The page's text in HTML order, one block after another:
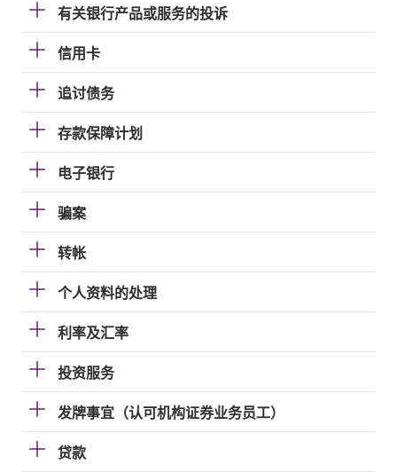
有关银行产品或服务的投诉
信用卡
追讨债务
存款保障计划
电子银行
骗案
转帐
个人资料的处理
利率及汇率
投资服务
发牌事宜（认可机构证券业务员工）
贷款